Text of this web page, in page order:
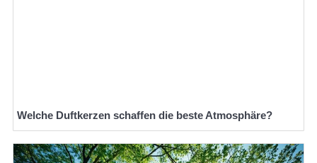
Welche Duftkerzen schaffen die beste Atmosphäre?